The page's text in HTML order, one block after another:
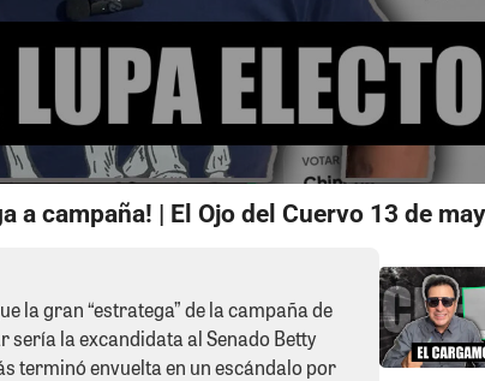
a campaña! | El Ojo del Cuervo 13 de
la gran “estratega” de la campaña de
sería la excandidata al Senado Betty
terminó envuelta en un escándalo por